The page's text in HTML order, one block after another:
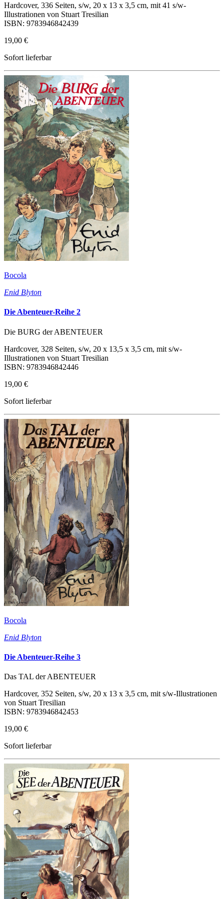
Hardcover, 336 Seiten, s/w, 20 x 13 x 3,5 cm, mit 41 s/w-
Illustrationen von Stuart Tresilian
ISBN: 9783946842439
19,00 €
Sofort lieferbar
Bocola
Enid Blyton
Die Abenteuer-Reihe 2
Die BURG der ABENTEUER
Hardcover, 328 Seiten, s/w, 20 x 13,5 x 3,5 cm, mit s/w-
Illustrationen von Stuart Tresilian
ISBN: 9783946842446
19,00 €
Sofort lieferbar
Bocola
Enid Blyton
Die Abenteuer-Reihe 3
Das TAL der ABENTEUER
Hardcover, 352 Seiten, s/w, 20 x 13 x 3,5 cm, mit s/w-Illustrationen
von Stuart Tresilian
ISBN: 9783946842453
19,00 €
Sofort lieferbar